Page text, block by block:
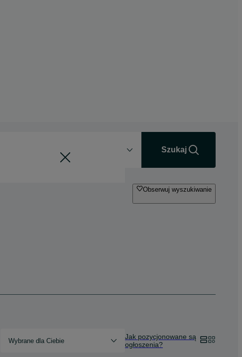
Szukaj
Obserwuj wyszukiwanie
Wybrane dla Ciebie
Jak pozycjonowane są
ogłoszenia?